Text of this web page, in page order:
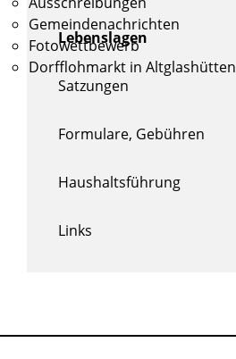
Gemeindenachrichten
Fotowettbewerb
Dorfflohmarkt in Altglashütten
Lebenslagen
Satzungen
Formulare, Gebühren
Haushaltsführung
Links